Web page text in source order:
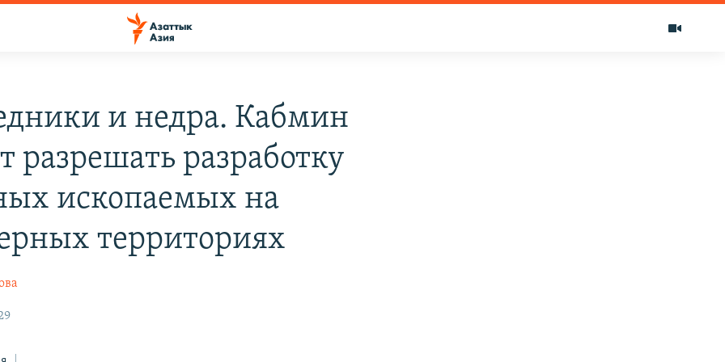
и недра. Кабмин
разрешать разработку
ископаемых на
территориях